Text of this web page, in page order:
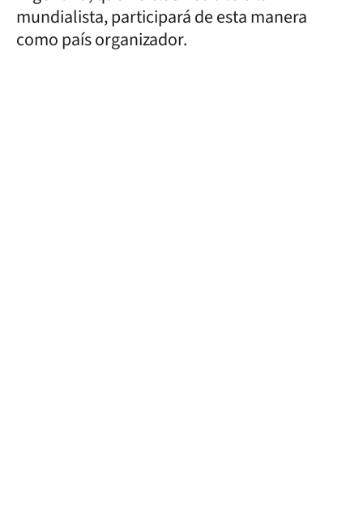
mundialista, participará de esta manera
como país organizador.